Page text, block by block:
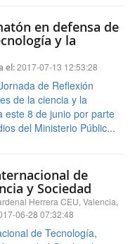
en defensa de
y la
el:2017-07-13 12:53:28
de Reflexión
de la ciencia y la
este 8 de junio por parte
del Ministerio Públic...
de
y Sociedad
Herrera CEU, Valencia,
06-28 07:32:48
de Tecnología,